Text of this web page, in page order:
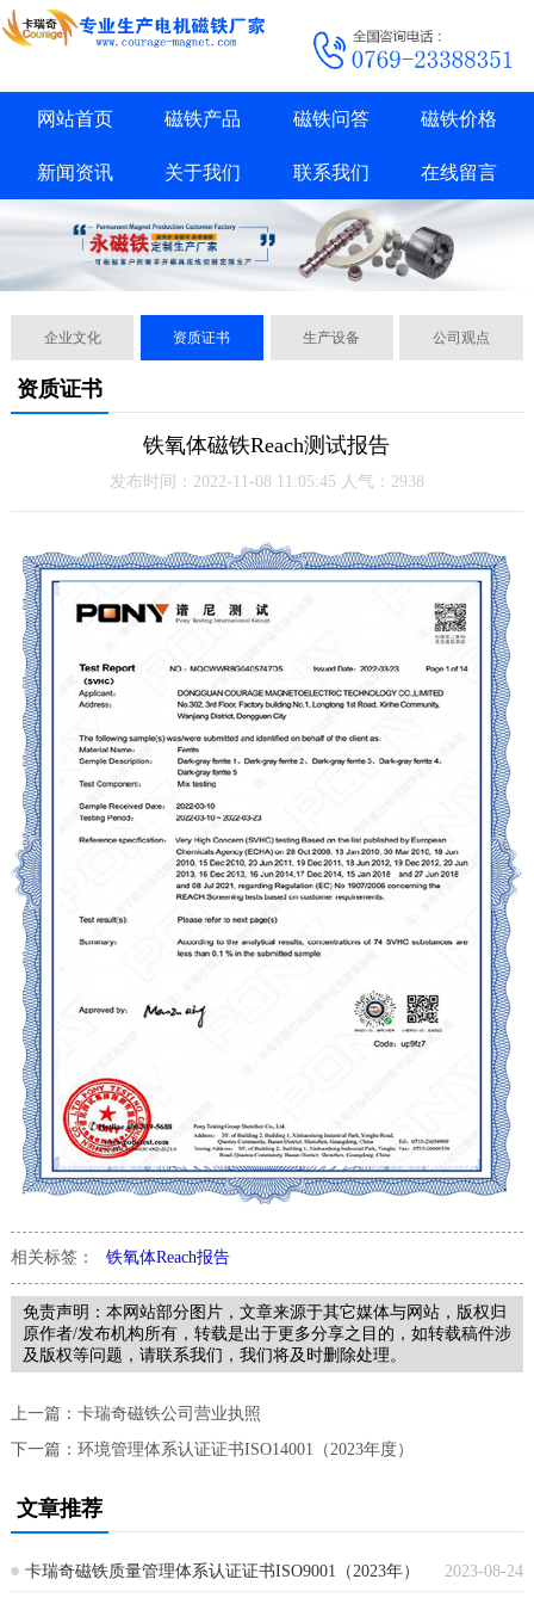
网站首页 磁铁产品 磁铁问答 磁铁价格
新闻资讯 关于我们 联系我们 在线留言
企业文化 资质证书 生产设备 公司观点
资质证书
铁氧体磁铁Reach测试报告
发布时间：2022-11-08 11:05:45 人气：2938
相关标签： 铁氧体Reach报告
免责声明：本网站部分图片，文章来源于其它媒体与网站，版权归
原作者/发布机构所有，转载是出于更多分享之目的，如转载稿件涉
及版权等问题，请联系我们，我们将及时删除处理。
上一篇： 卡瑞奇磁铁公司营业执照
下一篇： 环境管理体系认证证书ISO14001（2023年度）
文章推荐
2023-08-24
卡瑞奇磁铁质量管理体系认证证书ISO9001（2023年）